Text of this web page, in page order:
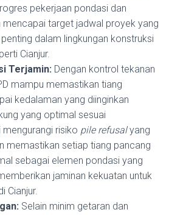
pekerjaan pondasi dan
mencapai target jadwal proyek yang
dalam lingkungan konstruksi
Cianjur.
Terjamin: Dengan kontrol tekanan
mampu memastikan tiang
kedalaman yang diinginkan
yang optimal sesuai
risiko pile refusalyang
memastikan setiap tiang pancang
sebagai elemen pondasi yang
jaminan kekuatan untuk
Cianjur.
Selain minim getaran dan